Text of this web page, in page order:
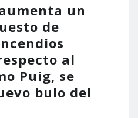
un
de
al
Puig, se
bulo del